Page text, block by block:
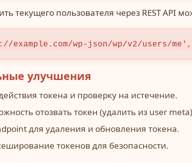
текущего пользователя через REST API
example.com/wp-json/wp/v2/users/
улучшения
токена и проверку на истечение.
отозвать токен (удалить из user
для удаления и обновления токена.
токенов для безопасности.